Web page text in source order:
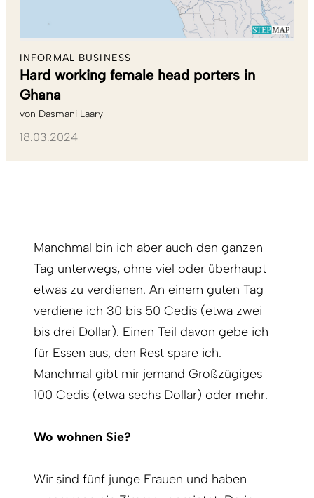
INFORMAL BUSINESS
Hard working female head porters in
Ghana
von Dasmani Laary
18.03.2024
Manchmal bin ich aber auch den ganzen
Tag unterwegs, ohne viel oder überhaupt
etwas zu verdienen. An einem guten Tag
verdiene ich 30 bis 50 Cedis (etwa zwei
bis drei Dollar). Einen Teil davon gebe ich
für Essen aus, den Rest spare ich.
Manchmal gibt mir jemand Großzügiges
100 Cedis (etwa sechs Dollar) oder mehr.
Wo wohnen Sie?
Wir sind fünf junge Frauen und haben